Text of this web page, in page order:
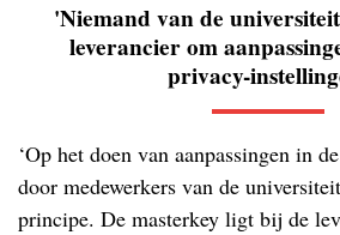
'Niemand van de
leverancier om
privacy-
‘Op het doen van aanpassingen in
door medewerkers van de
principe. De masterkey ligt bij de